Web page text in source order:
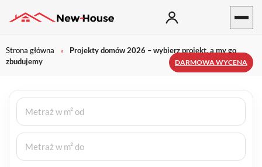
Strona główna »
Projekty domów 2026 – wybierz projekt, a my go
zbudujemy
DARMOWA WYCENA